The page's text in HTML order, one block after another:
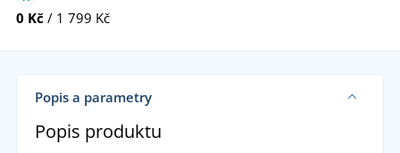
0 Kč / 1 799 Kč
Popis a parametry
Popis produktu